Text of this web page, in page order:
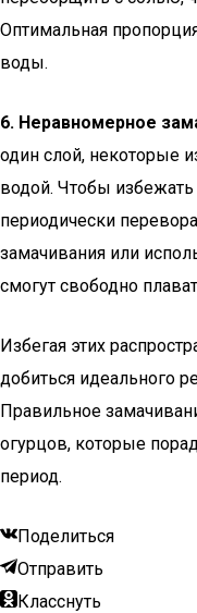
Оптимальная
воды.
6. Неравномерное
один слой, некоторые
водой. Чтобы избежать
периодически
замачивания или
смогут свободно
Избегая этих
добиться идеального
Правильное
огурцов, которые
период.
Поделиться
Отправить
Класснуть